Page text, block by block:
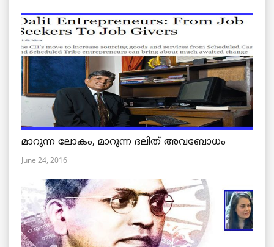
മാറുന്ന ലോകം, മാറുന്ന ദലിത് അവബോധം
June 24, 2016